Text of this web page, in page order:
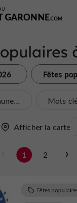
GARONNE
Fêtes
Mots
Afficher la carte
1 2
Fêtes